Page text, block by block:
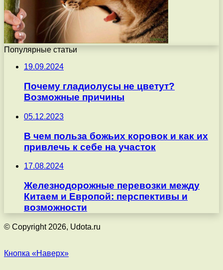
Популярные статьи
19.09.2024
Почему гладиолусы не цветут?
Возможные причины
05.12.2023
В чем польза божьих коровок и как их
привлечь к себе на участок
17.08.2024
Железнодорожные перевозки между
Китаем и Европой: перспективы и
возможности
© Copyright 2026, Udota.ru
Кнопка «Наверх»